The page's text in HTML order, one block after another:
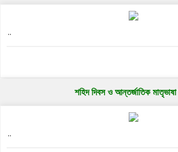
..
শহিদ দিবস ও আন্তর্জাতিক মাতৃভাষা
..